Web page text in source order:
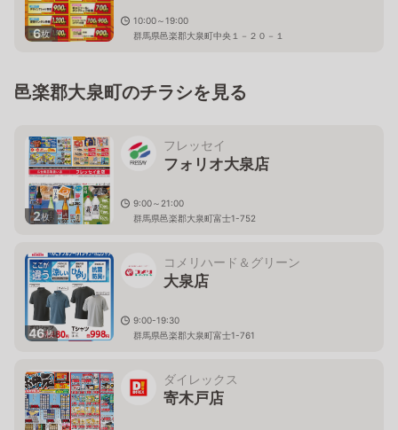
6枚
10:00～19:00
群馬県邑楽郡大泉町中央１－２０－１
邑楽郡大泉町のチラシを見る
2枚
フレッセイ
フォリオ大泉店
9:00～21:00
群馬県邑楽郡大泉町富士1-752
46枚
コメリハード＆グリーン
大泉店
9:00-19:30
群馬県邑楽郡大泉町富士1-761
ダイレックス
寄木戸店